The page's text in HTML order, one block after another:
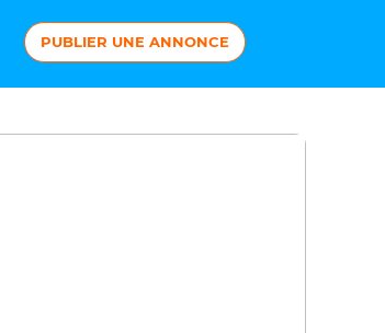
PUBLIER UNE ANNONCE